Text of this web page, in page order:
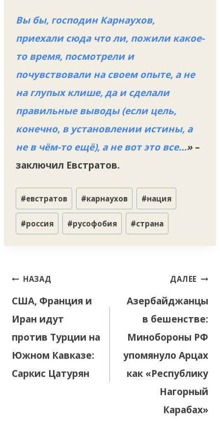
Вы бы, господин Карнаухов,
приехали сюда что ли, пожили какое-
то время, посмотрели и
почувствовали на своем опыте, а не
на глупых клише, да и сделали
правильные выводы (если цель,
конечно, в установлении истины, а
не в чём-то ещё), а не вот это все…» –
заключил Евстратов.
Метки
записи:
#евстратов #карнаухов #нация
#россия #русофобия #страна
Навигация
записям
НАЗАД
США, Франция и
Иран идут
против Турции на
Южном Кавказе:
Саркис Цатурян
ДАЛЕЕ
Азербайджанцы
в бешенстве:
Минобороны РФ
упомянуло Арцах
как «Республику
Нагорный
Карабах»